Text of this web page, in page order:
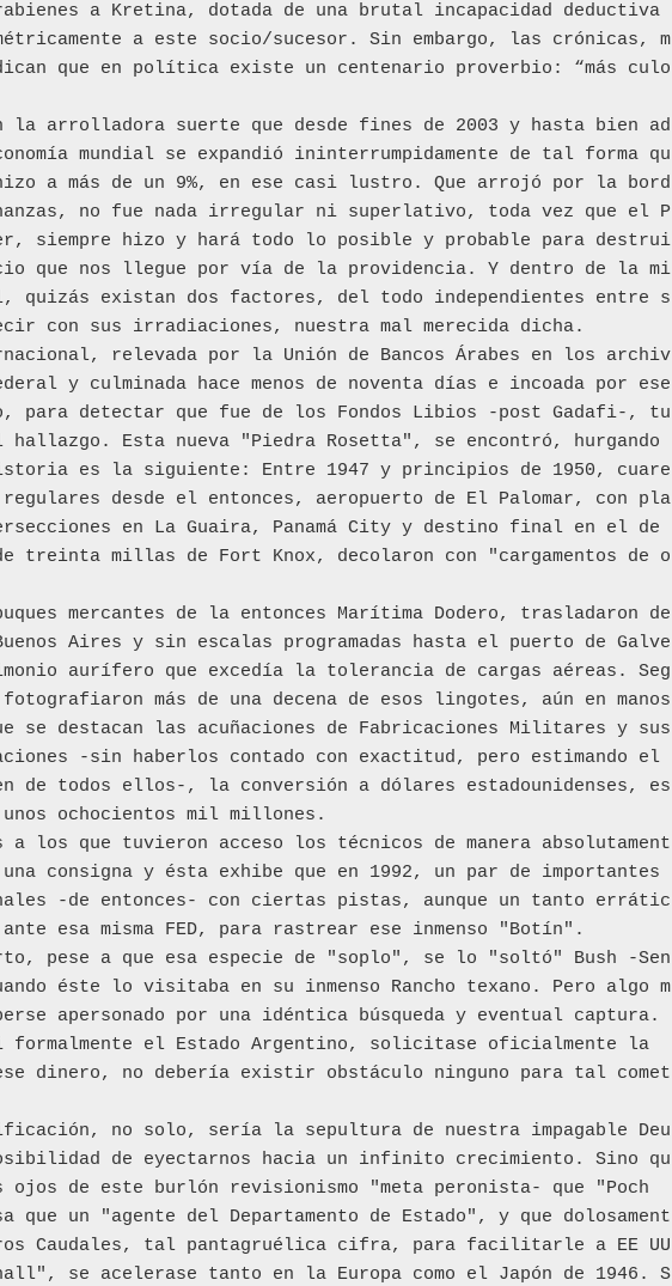
a Kretina, dotada de una brutal incapacidad deductiva
a este socio/sucesor. Sin embargo, las crónicas, m
que en política existe un centenario proverbio: “más culo
la arrolladora suerte que desde fines de 2003 y hasta bien ad
mundial se expandió ininterrumpidamente de tal forma qu
a más de un 9%, en ese casi lustro. Que arrojó por la bord
no fue nada irregular ni superlativo, toda vez que el P
siempre hizo y hará todo lo posible y probable para destrui
que nos llegue por vía de la providencia. Y dentro de la mi
quizás existan dos factores, del todo independientes entre s
con sus irradiaciones, nuestra mal merecida dicha.
relevada por la Unión de Bancos Árabes en los archiv
y culminada hace menos de noventa días e incoada por ese
para detectar que fue de los Fondos Libios -post Gadafi-, tu
hallazgo. Esta nueva "Piedra Rosetta", se encontró, hurgando
es la siguiente: Entre 1947 y principios de 1950, cuare
desde el entonces, aeropuerto de El Palomar, con pla
en La Guaira, Panamá City y destino final en el de
treinta millas de Fort Knox, decolaron con "cargamentos de o
mercantes de la entonces Marítima Dodero, trasladaron de
Aires y sin escalas programadas hasta el puerto de Galve
aurífero que excedía la tolerancia de cargas aéreas. Seg
más de una decena de esos lingotes, aún en manos
se destacan las acuñaciones de Fabricaciones Militares y sus
-sin haberlos contado con exactitud, pero estimando el
de todos ellos-, la conversión a dólares estadounidenses, es
ochocientos mil millones.
los que tuvieron acceso los técnicos de manera absolutament
consigna y ésta exhibe que en 1992, un par de importantes
-de entonces- con ciertas pistas, aunque un tanto errátic
esa misma FED, para rastrear ese inmenso "Botín".
pese a que esa especie de "soplo", se lo "soltó" Bush -Sen
éste lo visitaba en su inmenso Rancho texano. Pero algo m
apersonado por una idéntica búsqueda y eventual captura.
formalmente el Estado Argentino, solicitase oficialmente la
dinero, no debería existir obstáculo ninguno para tal comet
no solo, sería la sepultura de nuestra impagable Deu
de eyectarnos hacia un infinito crecimiento. Sino qu
de este burlón revisionismo "meta peronista- que "Poch
un "agente del Departamento de Estado", y que dolosament
Caudales, tal pantagruélica cifra, para facilitarle a EE UU
se acelerase tanto en la Europa como el Japón de 1946. S